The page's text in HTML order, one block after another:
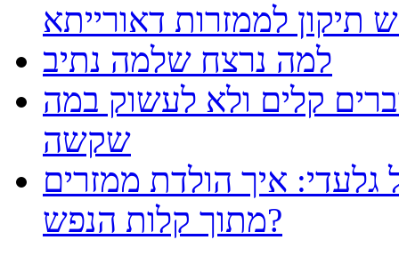
למה נרצח שלמה נתיב
קלים ולא לעשוק במה
שקשה
גלעדי: איך הולדת ממזרים
מתוך קלות הנפש?